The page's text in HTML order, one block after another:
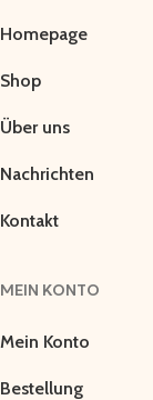
Homepage
Shop
Über uns
Nachrichten
Kontakt
MEIN KONTO
Mein Konto
Bestellung